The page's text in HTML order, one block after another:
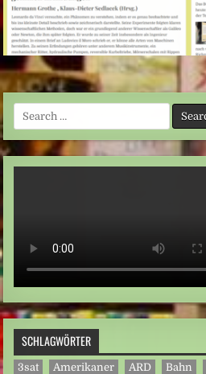
Search
for:
SCHLAGWÖRTER
3sat Amerikaner ARD Bahn